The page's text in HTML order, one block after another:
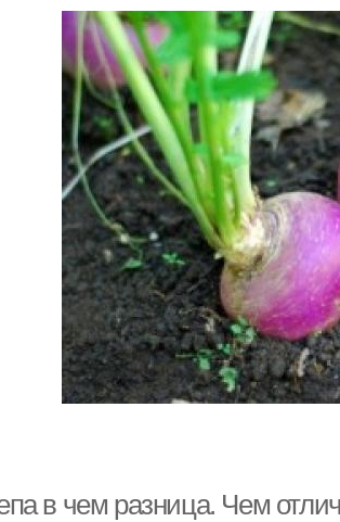
в чем разница. Чем